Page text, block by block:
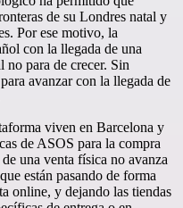
de su Londres natal y
Por ese motivo, la
con la llegada de una
no para de crecer. Sin
avanzar con la llegada de
viven en Barcelona y
de ASOS para la compra
una venta física no avanza
están pasando de forma
online, y dejando las tiendas